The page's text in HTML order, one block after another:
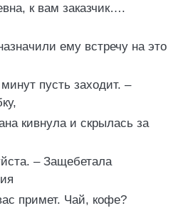
к вам заказчик….
ему встречу на это
пусть заходит. –
кивнула и скрылась за
– Защебетала
примет. Чай, кофе?